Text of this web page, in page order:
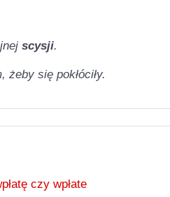
scysji.
żeby się pokłóciły.
czy wpłate